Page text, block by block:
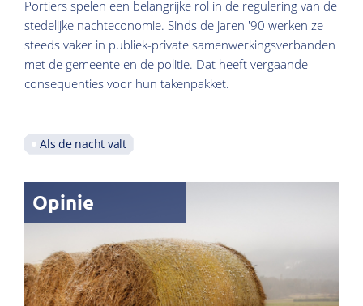
Portiers spelen een belangrijke rol in de regulering van de
stedelijke nachteconomie. Sinds de jaren '90 werken ze
steeds vaker in publiek-private samenwerkingsverbanden
met de gemeente en de politie. Dat heeft vergaande
consequenties voor hun takenpakket.
Als de nacht valt
Opinie